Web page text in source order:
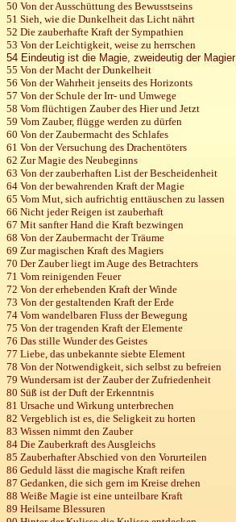
50 Von der Ausschüttung des Bewusstseins
51 Sieh, wie die Dunkelheit das Licht nährt
52 Die zauberhafte Kraft der Sympathien
53 Von der Leichtigkeit, weise zu herrschen
54 Eindeutig ist die Magie, zweideutig der Magier
55 Von der Macht der Dunkelheit
56 Von der Wahrheit jenseits des Horizonts
57 Von der Schule der Irr- und Umwege
58 Vom flüchtigen Zauber des Hier und Jetzt
59 Vom Zauber, flügge werden zu dürfen
60 Von der Zaubermacht des Schlafes
61 Von der Versuchung des Drachentöters
62 Zur Magie des Neubeginns
63 Von der zauberhaften List der Bescheidenheit
64 Von der bewahrenden Kraft der Magie
65 Vom Mut, sich aufrichtig enttäuschen zu lassen
66 Nicht jeder Reigen ist zauberhaft
67 Mit sanfter Hand die Kraft bezwingen
68 Von der Zaubermacht der Träume
69 Zur magischen Kraft des Magiers
70 Der Zauber liegt im Auge des Betrachters
71 Vom reinigenden Feuer
72 Von der erhebenden Kraft der Winde
73 Von der gestaltenden Kraft der Erde
74 Vom wandelbaren Fluss der Bewegung
75 Von der tragenden Kraft der Elemente
76 Das stille Wunder des Geistes
77 Liebe, das unbekannte siebte Element
78 Von der Notwendigkeit, sich selbst zu befreien
79 Wundersam ist der Zauber der Zufriedenheit
80 Süß ist der Duft der Erkenntnis
81 Ursache und Wirkung unterbrechen
82 Vergeblich ist es, die Seligkeit zu horten
83 Wissen nimmt den Zauber
84 Die Zauberkraft des Ausgleichs
85 Zauberhafter Abschied von den Vorurteilen
86 Geduld lässt die magische Kraft reifen
87 Gedanken, die sich gern im Kreise drehen
88 Weiße Magie ist eine unteilbare Kraft
89 Heilsame Blessuren